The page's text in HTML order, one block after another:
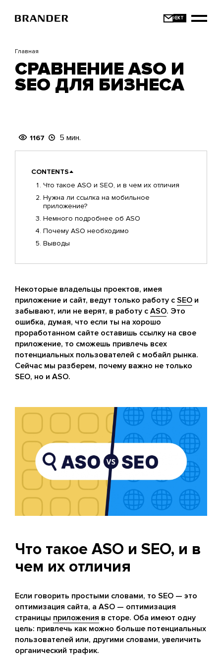
основному
Главная
СРАВНЕНИЕ ASO И
SEO ДЛЯ БИЗНЕСА
1167 5 мин.
CONTENTS
Что такое ASO и SEO, и в чем их отличия
Нужна ли ссылка на мобильное
приложение?
Немного подробнее об ASO
Почему ASO необходимо
Выводы
Некоторые владельцы проектов, имея
приложение и сайт, ведут только работу с SEO и
забывают, или не верят, в работу с ASO. Это
ошибка, думая, что если ты на хорошо
проработанном сайте оставишь ссылку на свое
приложение, то сможешь привлечь всех
потенциальных пользователей с мобайл рынка.
Сейчас мы разберем, почему важно не только
SEO, но и ASO.
Что такое ASO и SEO, и в
чем их отличия
Если говорить простыми словами, то SEO — это
оптимизация сайта, а ASO — оптимизация
страницы приложения в сторе. Оба имеют одну
цель: привлечь как можно больше потенциальных
пользователей или, другими словами, увеличить
органический трафик.